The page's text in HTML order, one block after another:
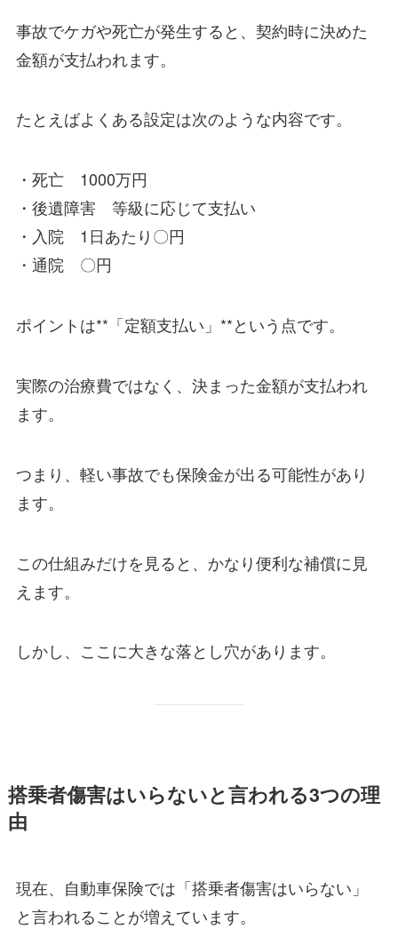
事故でケガや死亡が発生すると、契約時に決めた
金額が支払われます。
たとえばよくある設定は次のような内容です。
・死亡 1000万円
・後遺障害 等級に応じて支払い
・入院 1日あたり〇円
・通院 〇円
ポイントは**「定額支払い」**という点です。
実際の治療費ではなく、決まった金額が支払われ
ます。
つまり、軽い事故でも保険金が出る可能性があり
ます。
この仕組みだけを見ると、かなり便利な補償に見
えます。
しかし、ここに大きな落とし穴があります。
搭乗者傷害はいらないと言われる3つの理
由
現在、自動車保険では「搭乗者傷害はいらない」
と言われることが増えています。